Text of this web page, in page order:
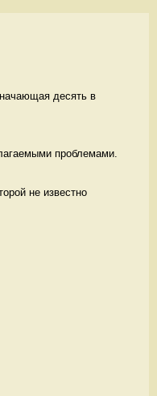
десять в
проблемами.
не известно